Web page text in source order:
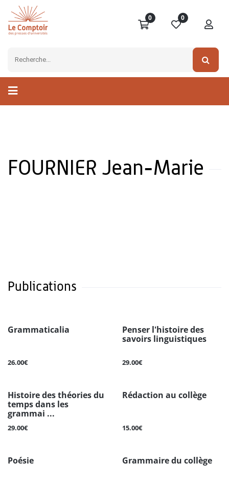
0 0
FOURNIER Jean-Marie
Publications
Grammaticalia
26.00€
Penser l'histoire des
savoirs linguistiques
29.00€
Histoire des théories du
temps dans les
grammai ...
29.00€
Rédaction au collège
15.00€
Poésie Grammaire du collège